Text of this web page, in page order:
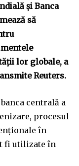
şi Banca
să
lor globale, a
Reuters.
centrală a
procesul
în
fi utilizate în